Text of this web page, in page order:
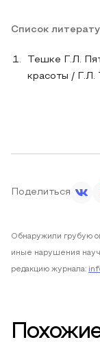
Список
Тешке Г.Л.
красоты /
Поделиться
Обнаружили грубую
иные нарушения
редакцию журнала: